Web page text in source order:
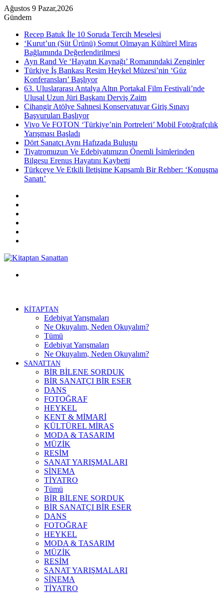
Ağustos 9 Pazar,2026
Gündem
Recep Batuk İle 10 Soruda Tercih Meselesi
‘Kurut’un (Süt Ürünü) Somut Olmayan Kültürel Miras
Bağlamında Değerlendirilmesi
Ayn Rand Ve ‘Hayatın Kaynağı’ Romanındaki Zenginler
Türkiye İş Bankası Resim Heykel Müzesi’nin ‘Güz
Konferansları’ Başlıyor
63. Uluslararası Antalya Altın Portakal Film Festivali’nde
Ulusal Uzun Jüri Başkanı Derviş Zaim
Cihangir Atölye Sahnesi Konservatuvar Giriş Sınavı
Başvuruları Başlıyor
Vivo Ve FOTON ‘Türkiye’nin Portreleri’ Mobil Fotoğrafçılık
Yarışması Başladı
Dört Sanatçı Aynı Hafızada Buluştu
Tiyatromuzun Ve Edebiyatımızın Önemli İsimlerinden
Bilgesu Erenus Hayatını Kaybetti
Türkçeye Ve Etkili İletişime Kapsamlı Bir Rehber: ‘Konuşma
Sanatı’
KİTAPTAN
Edebiyat Yarışmaları
Ne Okuyalım, Neden Okuyalım?
Tümü
Edebiyat Yarışmaları
Ne Okuyalım, Neden Okuyalım?
SANATTAN
BİR BİLENE SORDUK
BİR SANATÇI BİR ESER
DANS
FOTOĞRAF
HEYKEL
KENT & MİMARİ
KÜLTÜREL MİRAS
MODA & TASARIM
MÜZİK
RESİM
SANAT YARIŞMALARI
SİNEMA
TİYATRO
Tümü
BİR BİLENE SORDUK
BİR SANATÇI BİR ESER
DANS
FOTOĞRAF
HEYKEL
MODA & TASARIM
MÜZİK
RESİM
SANAT YARIŞMALARI
SİNEMA
TİYATRO